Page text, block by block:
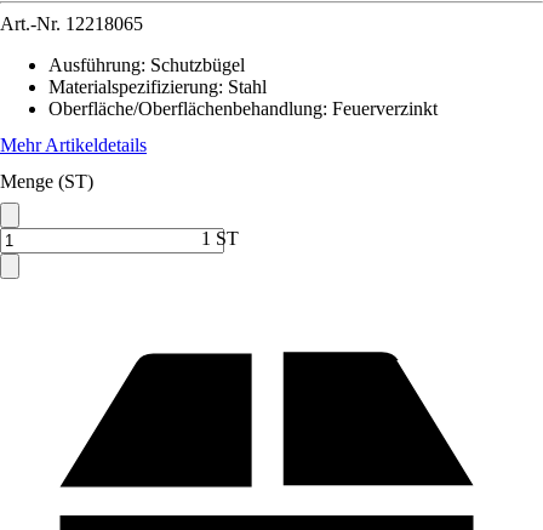
Art.-Nr. 12218065
Ausführung: Schutzbügel
Materialspezifizierung: Stahl
Oberfläche/Oberflächenbehandlung: Feuerverzinkt
Mehr Artikeldetails
Menge (ST)
1 ST